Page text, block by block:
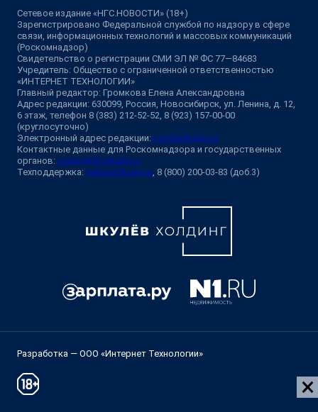
Сетевое издание «НГС.НОВОСТИ» (18+)
Зарегистрировано Федеральной службой по надзору в сфере
связи, информационных технологий и массовых коммуникаций
(Роскомнадзор)
Свидетельство о регистрации СМИ ЭЛ № ФС 77—84683
Учредитель: Общество с ограниченной ответственностью
«ИНТЕРНЕТ ТЕХНОЛОГИИ»
Главный редактор: Громкова Елена Александровна
Адрес редакции: 630099, Россия, Новосибирск, ул. Ленина, д. 12,
6 этаж, телефон 8 (383) 212-52-52, 8 (923) 157-00-00
(круглосуточно)
Электронный адрес редакции: ngs@shkulev.ru
Контактные данные для Роскомнадзора и государственных
органов: juristnsk@shkulev.ru
Техподдержка: help@shkulev.ru , 8 (800) 200-03-83 (доб.3)
Разработка — ООО «Интернет Технологии»